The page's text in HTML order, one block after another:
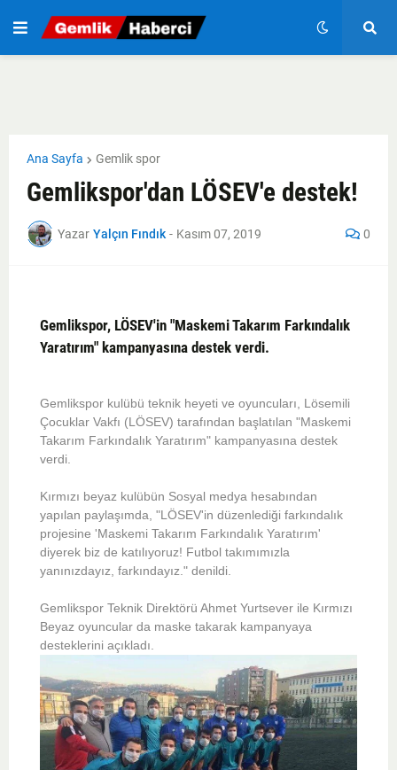
Ana Sayfa Gemlik spor
Gemlikspor'dan LÖSEV'e destek!
Yazar Yalçın Fındık - Kasım 07, 2019 0
Gemlikspor, LÖSEV'in "Maskemi Takarım Farkındalık
Yaratırım" kampanyasına destek verdi.
Gemlikspor kulübü teknik heyeti ve oyuncuları, Lösemili
Çocuklar Vakfı (LÖSEV) tarafından başlatılan "Maskemi
Takarım Farkındalık Yaratırım" kampanyasına destek
verdi.
Kırmızı beyaz kulübün Sosyal medya hesabından
yapılan paylaşımda, "LÖSEV'in düzenlediği farkındalık
projesine 'Maskemi Takarım Farkındalık Yaratırım'
diyerek biz de katılıyoruz! Futbol takımımızla
yanınızdayız, farkındayız." denildi.
Gemlikspor Teknik Direktörü Ahmet Yurtsever ile Kırmızı
Beyaz oyuncular da maske takarak kampanyaya
desteklerini açıkladı.